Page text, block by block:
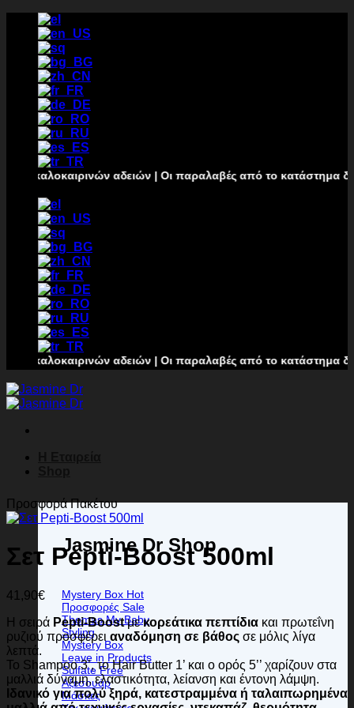
Μετάβαση
περιεχόμενο
αδειών | Οι παραλαβές από το κατάστημα
αδειών | Οι παραλαβές από το κατάστημα
Jasmine Dr Shop
Mystery Box
Προσφορές
Thomas My Baby
Styling
Mystery Box
Leave in Products
Sulfate Free
Αξεσουάρ
Μάσκες
Προσφορά Πακέτου
Σετ Pepti-Boost 500ml
41,90€
Η σειρά Pepti-Boostμεκορεάτικα πεπτίδια και πρωτεΐνη
ρυζιού προσφέρει αναδόμηση σε βάθος σε μόλις λίγα
λεπτά.
Το Shampoo 3’, το Hair Butter 1’ και ο ορός 5’’ χαρίζουν στα
μαλλιά δύναμη, ελαστικότητα, λείανση και έντονη λάμψη.
Ιδανικό για πολύ ξηρά, κατεστραμμένα ή ταλαιπωρημένα